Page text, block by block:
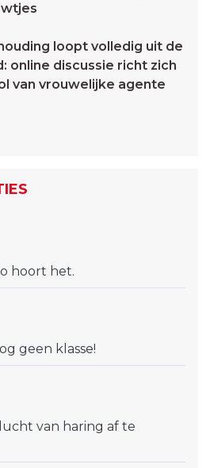
loopt volledig uit de
online discussie richt zich
van vrouwelijke agente
hoort het.
geen klasse!
van haring af te